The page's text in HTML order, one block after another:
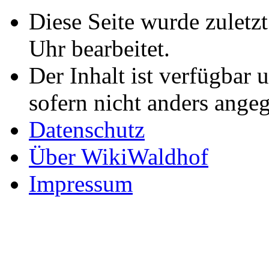
Diese Seite wurde
Uhr bearbeitet.
Der Inhalt ist verfügbar
sofern nicht anders
Datenschutz
Über WikiWaldhof
Impressum